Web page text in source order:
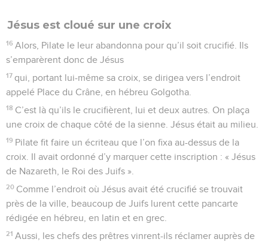
Jésus est cloué sur une croix
16 Alors, Pilate le leur abandonna pour qu’il soit crucifié. Ils
s’emparèrent donc de Jésus
17 qui, portant lui-même sa croix, se dirigea vers l’endroit
appelé Place du Crâne, en hébreu Golgotha.
18 C’est là qu’ils le crucifièrent, lui et deux autres. On plaça
une croix de chaque côté de la sienne. Jésus était au milieu.
19 Pilate fit faire un écriteau que l’on fixa au-dessus de la
croix. Il avait ordonné d’y marquer cette inscription : « Jésus
de Nazareth, le Roi des Juifs ».
20 Comme l’endroit où Jésus avait été crucifié se trouvait
près de la ville, beaucoup de Juifs lurent cette pancarte
rédigée en hébreu, en latin et en grec.
21 Aussi, les chefs des prêtres vinrent-ils réclamer auprès de